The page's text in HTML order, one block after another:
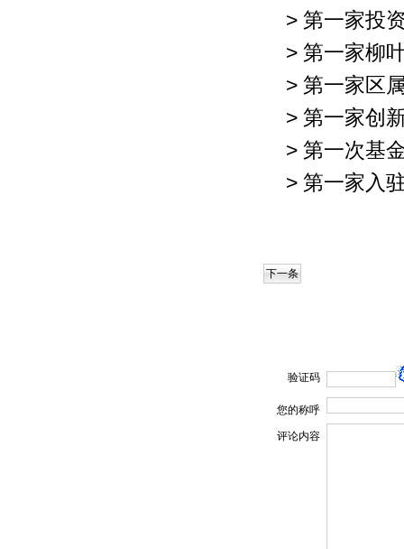
> 第一家投
> 第一家柳
> 第一家区
> 第一家创
> 第一次基
> 第一家入
下一条
验证码
您的称呼
评论内容